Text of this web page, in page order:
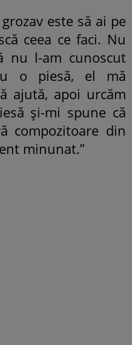
este să ai pe
ceea ce faci. Nu
nu l-am cunoscut
o piesă, el mă
ajută, apoi urcăm
și-mi spune că
compozitoare din
minunat.”